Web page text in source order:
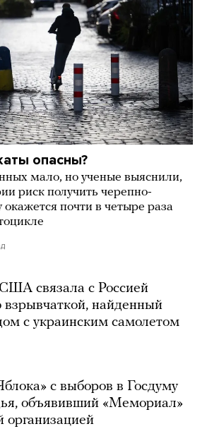
опасны?
мало, но ученые выяснили,
риск получить черепно-
почти в четыре раза
связала с Россией
взрывчаткой, найденный
с украинским самолетом
с выборов в Госдуму
объявивший «Мемориал»
организацией